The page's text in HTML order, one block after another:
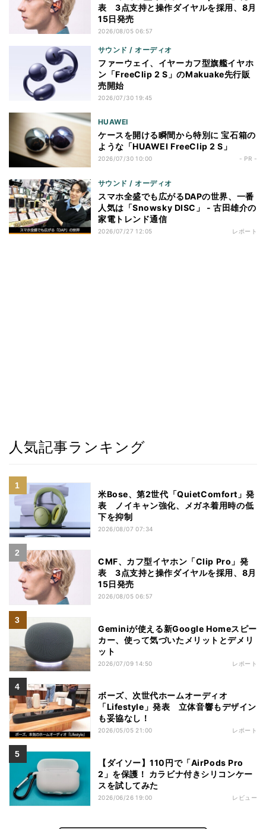
表 3点支持と操作ダイヤルを採用、8月
15日発売
2026/08/05 06:57
サウンド / オーディオ
ファーウェイ、イヤーカフ型旗艦イヤホ
ン「FreeClip 2 S」のMakuake先行販
売開始
2026/07/30 19:45
HUAWEI
ケースを開ける瞬間から特別に 宝石箱の
ような「HUAWEI FreeClip 2 S」
2026/07/30 10:00 - PR -
サウンド / オーディオ
スマホ全盛でも広がるDAPの世界、一番
人気は「Snowsky DISC」 - 古田雄介の
家電トレンド通信
2026/07/27 12:05 レポート
人気記事ランキング
米Bose、第2世代「QuietComfort」発
表 ノイキャン強化、メガネ着用時の低
下を抑制
2026/08/07 07:34
CMF、カフ型イヤホン「Clip Pro」発
表 3点支持と操作ダイヤルを採用、8月
15日発売
2026/08/05 06:57
Geminiが使える新Google Homeスピー
カー、使って気づいたメリットとデメリ
ット
2026/07/09 14:50 レポート
ボーズ、次世代ホームオーディオ
「Lifestyle」発表 立体音響もデザイン
も妥協なし！
2026/05/05 21:00 レポート
【ダイソー】110円で「AirPods Pro
2」を保護！ カラビナ付きシリコンケー
スを試してみた
2026/06/26 19:00 レビュー